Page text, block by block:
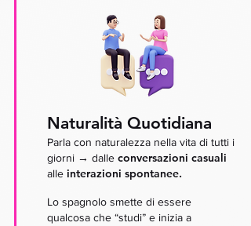
Naturalità Quotidiana
Parla con naturalezza nella vita di tutti i
giorni → dalle conversazioni casuali
alle interazioni spontanee.
Lo spagnolo smette di essere
qualcosa che “studi” e inizia a